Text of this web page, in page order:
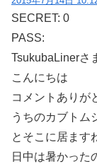
SECRET: 0
PASS:
TsukubaLinerさ
こんにちは
コメントありが
うちのカブトム
とそこに居ます
日中は暑かった